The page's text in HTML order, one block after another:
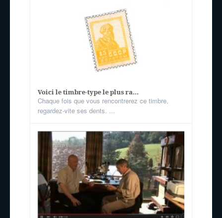
Voici le timbre-type le plus ra...
Chaque fois que vous rencontrerez ce timbre,
regardez-vite ses dents. ...